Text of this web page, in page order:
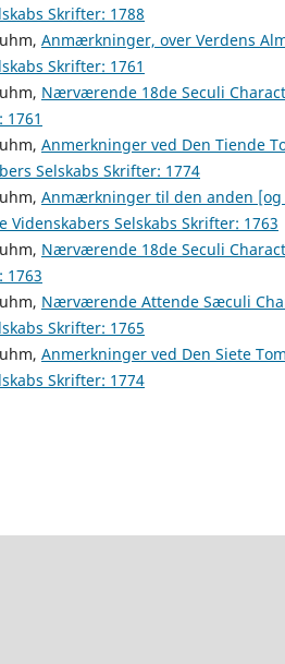
Skrifter: 1788
Anmærkninger, over Verdens
Skrifter: 1761
Nærværende 18de Seculi
1761
Anmerkninger ved Den Tiende
Selskabs Skrifter: 1774
Anmærkninger til den anden
Videnskabers Selskabs Skrifter: 1763
Nærværende 18de Seculi
1763
Nærværende Attende Sæculi
Skrifter: 1765
Anmerkninger ved Den Siete
Skrifter: 1774